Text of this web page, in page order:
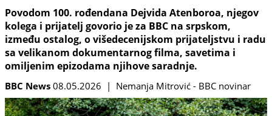
Povodom 100. rođendana Dejvida Atenboroa, njegov
kolega i prijatelj govorio je za BBC na srpskom,
između ostalog, o višedecenijskom prijateljstvu i radu
sa velikanom dokumentarnog filma, savetima i
omiljenim epizodama njihove saradnje.
BBC News 08.05.2026 | Nemanja Mitrović - BBC novinar